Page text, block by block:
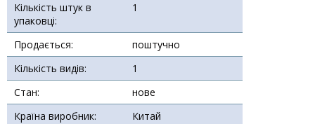
Кількість штук в
упаковці:
1
Продається:
поштучно
Кількість видів:
1
Стан:
нове
Країна виробник:
Китай